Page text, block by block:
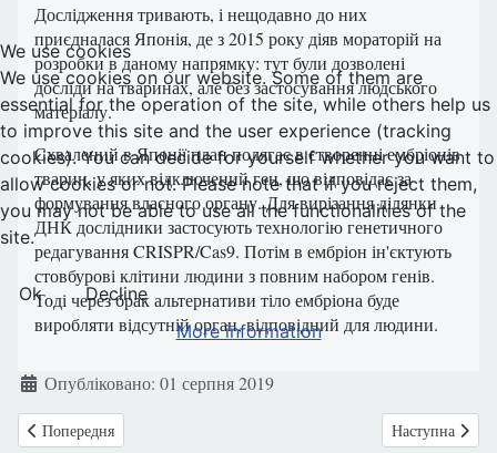
Дослідження тривають, і нещодавно до них
приєдналася Японія, де з 2015 року діяв мораторій на
розробки в даному напрямку: тут були дозволені
досліди на тваринах, але без застосування людського
матеріалу.
Схвалений в Японії план полягає в створенні ембріонів
тварин, у яких відключений ген, що відповідає за
формування власного органу. Для вирізання ділянки
ДНК дослідники застосують технологію генетичного
редагування CRISPR/Cas9. Потім в ембріон ін'єктують
стовбурові клітини людини з повним набором генів.
Тоді через брак альтернативи тіло ембріона буде
виробляти відсутній орган, відповідний для людини.
ДеталіОпубліковано: 01 серпня 2019
Попередня стаття: Україна: Штучне переривання вагітності – це
Попередня Наступна
Наступна
We use cookies
We use cookies on our website. Some of them are
essential for the operation of the site, while others help us
to improve this site and the user experience (tracking
cookies). You can decide for yourself whether you want to
allow cookies or not. Please note that if you reject them,
you may not be able to use all the functionalities of the
site.
Ok
Decline
More information